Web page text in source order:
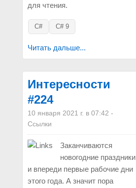
для чтения.
C# C# 9
Читать дальше...
Интересности
#224
10 января 2021 г. в 07:42 -
Ссылки
Заканчиваются
новогодние праздники
и впереди первые рабочие дни
этого года. А значит пора